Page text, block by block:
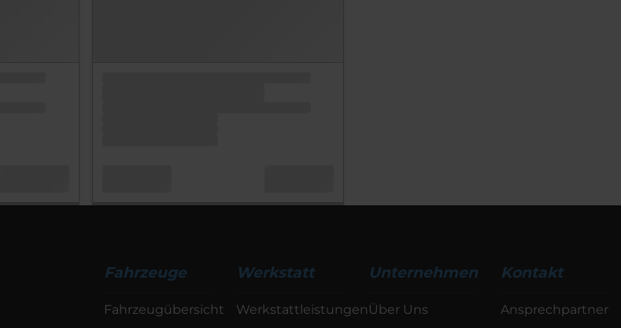
Fahrzeuge
Fahrzeugübersicht
Werkstatt
Werkstattleistungen
Unternehmen
Über Uns
Kontakt
Ansprechpartner